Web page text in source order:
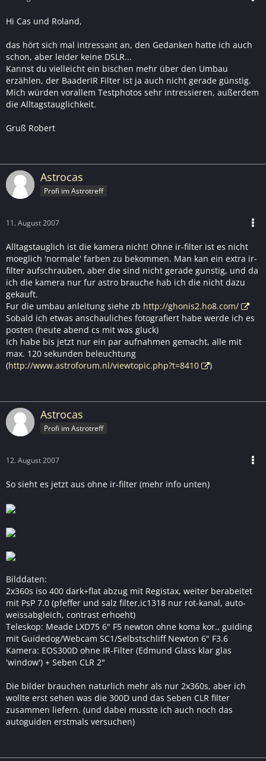
Hi Cas und Roland,
das hört sich mal intressant an, den Gedanken hatte ich auch
schon, aber leider keine DSLR...
Kannst du vielleicht ein bischen mehr über den Umbau
erzählen, der BaaderIR Filter ist ja auch nicht gerade günstig.
Mich würden vorallem Testphotos sehr intressieren, außerdem
die Alltagstauglichkeit.
Gruß Robert
Astrocas
Profi im Astrotreff
11. August 2007
Alltagstauglich ist die kamera nicht! Ohne ir-filter ist es nicht
moeglich 'normale' farben zu bekommen. Man kan ein extra ir-
filter aufschrauben, aber die sind nicht gerade gunstig, und da
ich die kamera nur fur astro brauche hab ich die nicht dazu
gekauft.
Fur die umbau anleitung siehe zb http://ghonis2.ho8.com/
Sobald ich etwas anschauliches fotografiert habe werde ich es
posten (heute abend cs mit was gluck)
Ich habe bis jetzt nur ein par aufnahmen gemacht, alle mit
max. 120 sekunden beleuchtung
(http://www.astroforum.nl/viewtopic.php?t=8410 )
Astrocas
Profi im Astrotreff
12. August 2007
So sieht es jetzt aus ohne ir-filter (mehr info unten)
Bilddaten:
2x360s iso 400 dark+flat abzug mit Registax, weiter berabeitet
mit PsP 7.0 (pfeffer und salz filter,ic1318 nur rot-kanal, auto-
weissabgleich, contrast erhoeht)
Teleskop: Meade LXD75 6" F5 newton ohne koma kor., guiding
mit Guidedog/Webcam SC1/Selbstschliff Newton 6" F3.6
Kamera: EOS300D ohne IR-Filter (Edmund Glass klar glas
'window') + Seben CLR 2"
Die bilder brauchen naturlich mehr als nur 2x360s, aber ich
wollte erst sehen was die 300D und das Seben CLR filter
zusammen liefern. (und dabei musste ich auch noch das
autoguiden erstmals versuchen)